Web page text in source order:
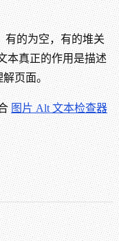
有的为空，有的堆关
本真正的作用是描述
解页面。
图片 Alt 文本检查器